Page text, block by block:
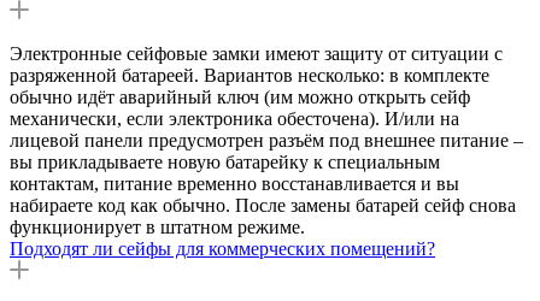
Электронные сейфовые замки имеют защиту от ситуации с
разряженной батареей. Вариантов несколько: в комплекте
обычно идёт аварийный ключ (им можно открыть сейф
механически, если электроника обесточена). И/или на
лицевой панели предусмотрен разъём под внешнее питание –
вы прикладываете новую батарейку к специальным
контактам, питание временно восстанавливается и вы
набираете код как обычно. После замены батарей сейф снова
функционирует в штатном режиме.
Подходят ли сейфы для коммерческих помещений?